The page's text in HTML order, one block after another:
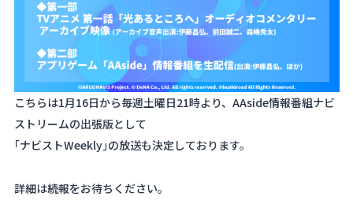
こちらは1月16日から毎週土曜日21時より、AAside情報番組ナビ
ストリームの出張版として
｢ナビストWeekly｣の放送も決定しております。
詳細は続報をお待ちください。